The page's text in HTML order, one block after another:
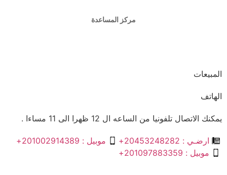
مركز المساعدة
المبيعات
الهاتف
يمكنك الاتصال تلفونيا من الساعه ال 12 ظهرا الى 11 مساءا .
ارضـي : 20453248282+
موبيل : 201002914389+
موبيل : 201097883359+